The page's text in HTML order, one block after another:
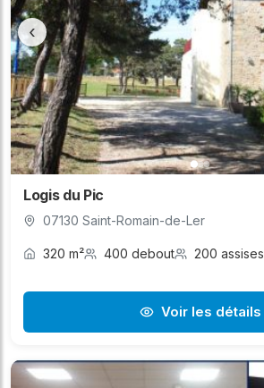
‹
Logis du Pic
07130 Saint-Romain-de-Ler
320 m² 400 debout 200 assises
Voir les détails